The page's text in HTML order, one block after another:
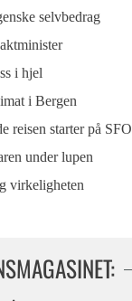
selvbedrag
i hjel
i Bergen
reisen starter på SFO
under lupen
virkeligheten